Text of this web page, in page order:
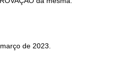
de 2023.